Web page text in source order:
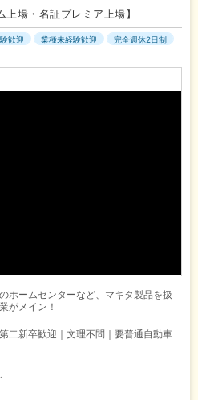
場・名証プレミア上場】
歓迎 業種未経験歓迎 完全週休2日制
ホームセンターなど、マキタ製品を扱
がメイン！
二新卒歓迎｜文理不問｜要普通自動車